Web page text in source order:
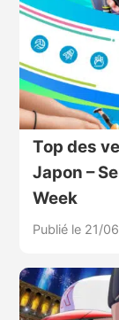
Top des
Japon –
Week
Publié le 21/